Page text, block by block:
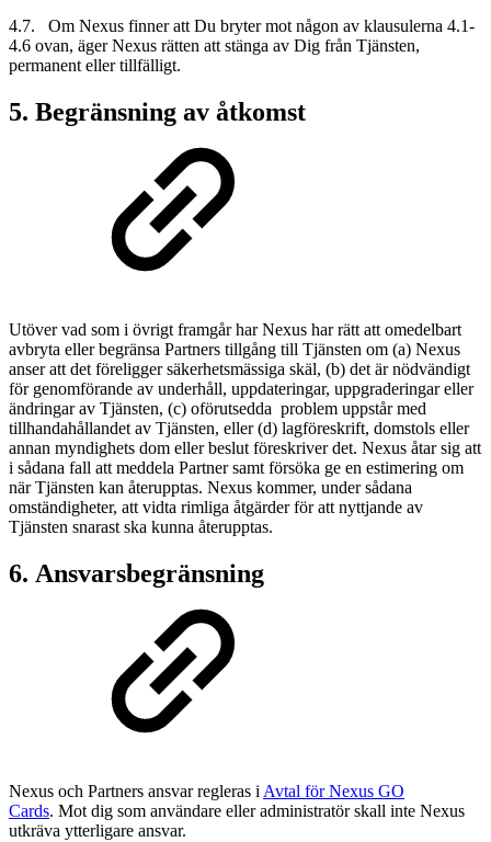
4.7. Om Nexus finner att Du bryter mot någon av klausulerna 4.1-
4.6 ovan, äger Nexus rätten att stänga av Dig från Tjänsten,
permanent eller tillfälligt.
5. Begränsning av åtkomst
Utöver vad som i övrigt framgår har Nexus har rätt att omedelbart
avbryta eller begränsa Partners tillgång till Tjänsten om (a) Nexus
anser att det föreligger säkerhetsmässiga skäl, (b) det är nödvändigt
för genomförande av underhåll, uppdateringar, uppgraderingar eller
ändringar av Tjänsten, (c) oförutsedda problem uppstår med
tillhandahållandet av Tjänsten, eller (d) lagföreskrift, domstols eller
annan myndighets dom eller beslut föreskriver det. Nexus åtar sig att
i sådana fall att meddela Partner samt försöka ge en estimering om
när Tjänsten kan återupptas. Nexus kommer, under sådana
omständigheter, att vidta rimliga åtgärder för att nyttjande av
Tjänsten snarast ska kunna återupptas.
6. Ansvarsbegränsning
Nexus och Partners ansvar regleras i Avtal för Nexus GO
Cards. Mot dig som användare eller administratör skall inte Nexus
utkräva ytterligare ansvar.